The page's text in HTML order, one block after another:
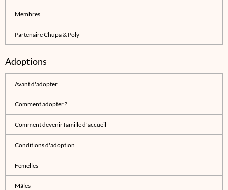
Membres
Partenaire Chupa & Poly
Adoptions
Avant d'adopter
Comment adopter ?
Comment devenir famille d'accueil
Conditions d'adoption
Femelles
Mâles